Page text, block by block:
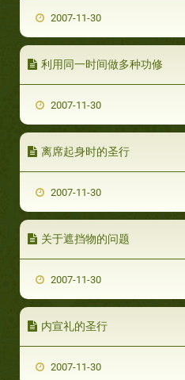
2007-11-30
利用同一时间做多种功修
2007-11-30
离席起身时的圣行
2007-11-30
关于遮挡物的问题
2007-11-30
内宣礼的圣行
2007-11-30